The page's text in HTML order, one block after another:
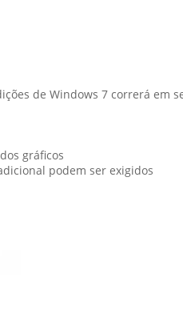
de Windows 7 correrá em
gráficos
podem ser exigidos